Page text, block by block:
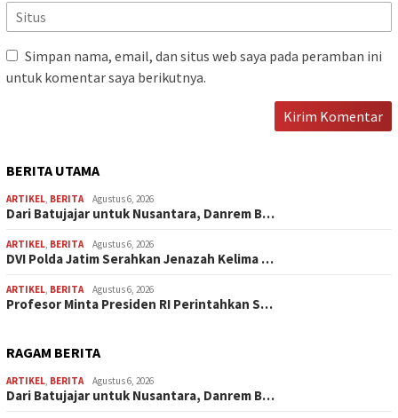
Simpan nama, email, dan situs web saya pada peramban ini
untuk komentar saya berikutnya.
BERITA UTAMA
ARTIKEL, BERITA Agustus 6, 2026
Dari Batujajar untuk Nusantara, Danrem B…
ARTIKEL, BERITA Agustus 6, 2026
DVI Polda Jatim Serahkan Jenazah Kelima …
ARTIKEL, BERITA Agustus 6, 2026
Profesor Minta Presiden RI Perintahkan S…
RAGAM BERITA
ARTIKEL, BERITA Agustus 6, 2026
Dari Batujajar untuk Nusantara, Danrem B…